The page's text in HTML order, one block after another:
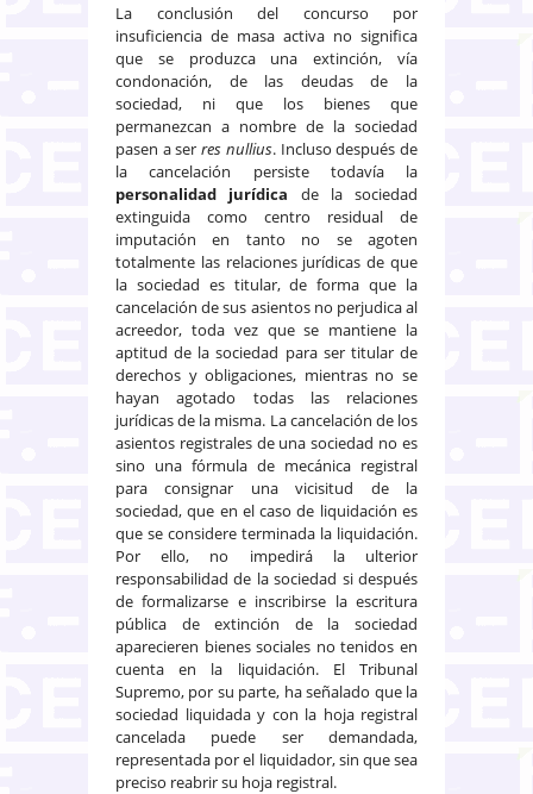
La conclusión del concurso por
insuficiencia de masa activa no significa
que se produzca una extinción, vía
condonación, de las deudas de la
sociedad, ni que los bienes que
permanezcan a nombre de la sociedad
pasen a serres nullius. Incluso después de
la cancelación persiste todavía la
personalidad jurídica de la sociedad
extinguida como centro residual de
imputación en tanto no se agoten
totalmente las relaciones jurídicas de que
la sociedad es titular, de forma que la
cancelación de sus asientos no perjudica al
acreedor, toda vez que se mantiene la
aptitud de la sociedad para ser titular de
derechos y obligaciones, mientras no se
hayan agotado todas las relaciones
jurídicas de la misma. La cancelación de los
asientos registrales de una sociedad no es
sino una fórmula de mecánica registral
para consignar una vicisitud de la
sociedad, que en el caso de liquidación es
que se considere terminada la liquidación.
Por ello, no impedirá la ulterior
responsabilidad de la sociedad si después
de formalizarse e inscribirse la escritura
pública de extinción de la sociedad
aparecieren bienes sociales no tenidos en
cuenta en la liquidación. El Tribunal
Supremo, por su parte, ha señalado que la
sociedad liquidada y con la hoja registral
cancelada puede ser demandada,
representada por el liquidador, sin que sea
preciso reabrir su hoja registral.